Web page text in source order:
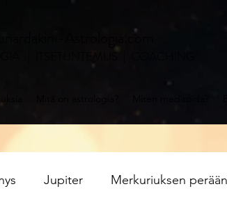
Lunardakini-Astrologia.com
| ITSETUNTEMUS | COACHING
Jupiter Merkuriuksen